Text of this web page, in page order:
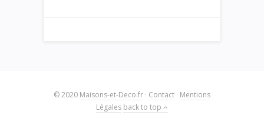
© 2020 Maisons-et-Deco.fr · Contact · Mentions
Légales back to top